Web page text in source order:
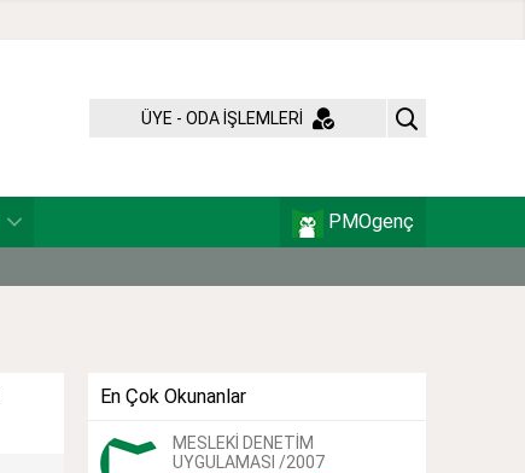
ÜYE - ODA İŞLEMLERİ
PMOgenç
En Çok Okunanlar
MESLEKİ DENETİM
UYGULAMASI /2007